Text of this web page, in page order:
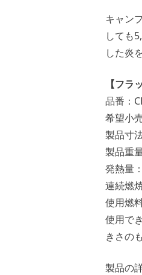
キャン
しても
した炎
【フラ
品番：
希望小
製品寸
製品重
発熱量
連続燃
使用燃
使用で
きさの
製品の